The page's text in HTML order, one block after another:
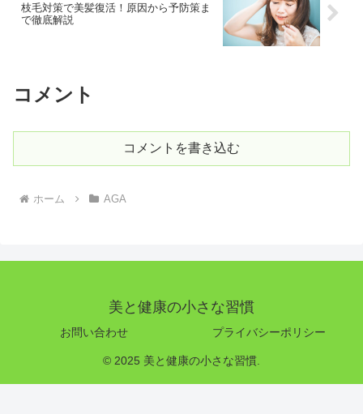
枝毛対策で美髪復活！原因から予防策ま
で徹底解説
コメント
コメントを書き込む
ホーム AGA
美と健康の小さな習慣
お問い合わせ プライバシーポリシー
© 2025 美と健康の小さな習慣.